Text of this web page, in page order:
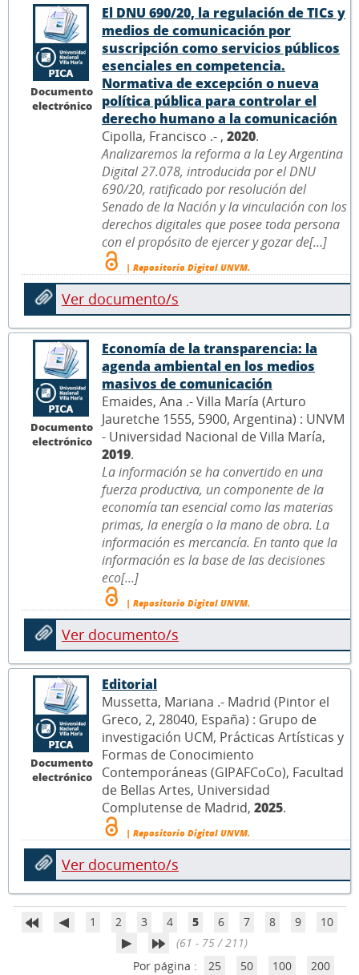
Documento
electrónico
El DNU 690/20, la regulación de TICs y
medios de comunicación por
suscripción como servicios públicos
esenciales en competencia.
Normativa de excepción o nueva
política pública para controlar el
derecho humano a la comunicación
Cipolla, Francisco .- , 2020.
Analizaremos la reforma a la Ley Argentina
Digital 27.078, introducida por el DNU
690/20, ratificado por resolución del
Senado de la Nación y la vinculación con los
derechos digitales que posee toda persona
con el propósito de ejercer y gozar de[...]
| Repositorio Digital UNVM.
Ver documento/s
Documento
electrónico
Economía de la transparencia: la
agenda ambiental en los medios
masivos de comunicación
Emaides, Ana .- Villa María (Arturo
Jauretche 1555, 5900, Argentina) : UNVM
- Universidad Nacional de Villa María,
2019.
La información se ha convertido en una
fuerza productiva, un componente de la
economía tan esencial como las materias
primas, la energía o la mano de obra. La
información es mercancía. En tanto que la
información es la base de las decisiones
eco[...]
| Repositorio Digital UNVM.
Ver documento/s
Documento
electrónico
Editorial
Mussetta, Mariana .- Madrid (Pintor el
Greco, 2, 28040, España) : Grupo de
investigación UCM, Prácticas Artísticas y
Formas de Conocimiento
Contemporáneas (GIPAFCoCo), Facultad
de Bellas Artes, Universidad
Complutense de Madrid, 2025.
| Repositorio Digital UNVM.
Ver documento/s
1 2 3 4 5 6 7 8 9
10
(61 - 75 / 211)
Por página :
25 50 100 200